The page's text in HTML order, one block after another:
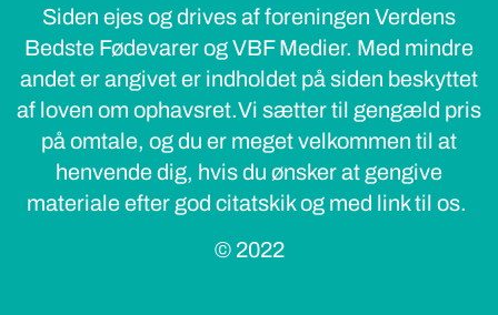
Siden ejes og drives af foreningen Verdens
Bedste Fødevarer og VBF Medier. Med mindre
andet er angivet er indholdet på siden beskyttet
af loven om ophavsret.Vi sætter til gengæld pris
på omtale, og du er meget velkommen til at
henvende dig, hvis du ønsker at gengive
materiale efter god citatskik og med link til os.
© 2022